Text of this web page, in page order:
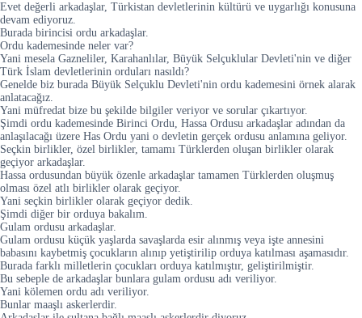
Evet değerli arkadaşlar, Türkistan devletlerinin kültürü ve uygarlığı konusuna
devam ediyoruz.
Burada birincisi ordu arkadaşlar.
Ordu kademesinde neler var?
Yani mesela Gazneliler, Karahanlılar, Büyük Selçuklular Devleti'nin ve diğer
Türk İslam devletlerinin orduları nasıldı?
Genelde biz burada Büyük Selçuklu Devleti'nin ordu kademesini örnek alarak
anlatacağız.
Yani müfredat bize bu şekilde bilgiler veriyor ve sorular çıkartıyor.
Şimdi ordu kademesinde Birinci Ordu, Hassa Ordusu arkadaşlar adından da
anlaşılacağı üzere Has Ordu yani o devletin gerçek ordusu anlamına geliyor.
Seçkin birlikler, özel birlikler, tamamı Türklerden oluşan birlikler olarak
geçiyor arkadaşlar.
Hassa ordusundan büyük özenle arkadaşlar tamamen Türklerden oluşmuş
olması özel atlı birlikler olarak geçiyor.
Yani seçkin birlikler olarak geçiyor dedik.
Şimdi diğer bir orduya bakalım.
Gulam ordusu arkadaşlar.
Gulam ordusu küçük yaşlarda savaşlarda esir alınmış veya işte annesini
babasını kaybetmiş çocukların alınıp yetiştirilip orduya katılması aşamasıdır.
Burada farklı milletlerin çocukları orduya katılmıştır, geliştirilmiştir.
Bu sebeple de arkadaşlar bunlara gulam ordusu adı veriliyor.
Yani kölemen ordu adı veriliyor.
Bunlar maaşlı askerlerdir.